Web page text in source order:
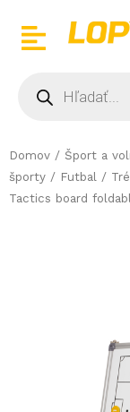
Domov / Šport a
športy / Futbal /
Tactics board